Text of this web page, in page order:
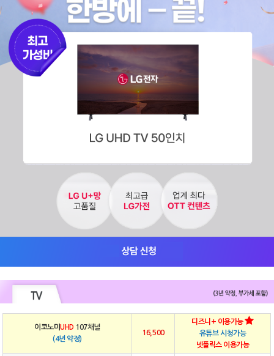
이코노미UHD 107채널
(4년 약정)
16,500
디즈니+ 이용가능
유튜브 시청가능
넷플릭스 이용가능